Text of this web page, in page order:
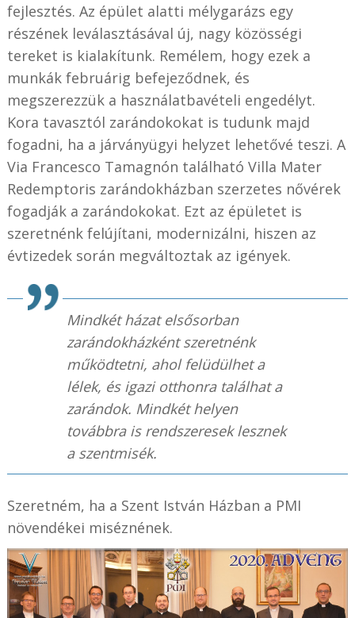
fejlesztés. Az épület alatti mélygarázs egy
részének leválasztásával új, nagy közösségi
tereket is kialakítunk. Remélem, hogy ezek a
munkák februárig befejeződnek, és
megszerezzük a használatbavételi engedélyt.
Kora tavasztól zarándokokat is tudunk majd
fogadni, ha a járványügyi helyzet lehetővé teszi. A
Via Francesco Tamagnón található Villa Mater
Redemptoris zarándokházban szerzetes nővérek
fogadják a zarándokokat. Ezt az épületet is
szeretnénk felújítani, modernizálni, hiszen az
évtizedek során megváltoztak az igények.
Mindkét házat elsősorban
zarándokházként szeretnénk
működtetni, ahol felüdülhet a
lélek, és igazi otthonra találhat a
zarándok. Mindkét helyen
továbbra is rendszeresek lesznek
a szentmisék.
Szeretném, ha a Szent István Házban a PMI
növendékei miséznének.